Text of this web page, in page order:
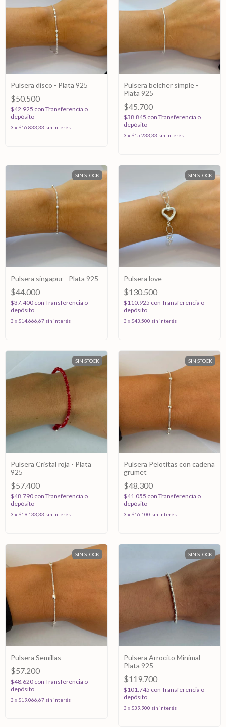
Pulsera disco - Plata 925
$50.500
$42.925 con Transferencia o
depósito
3 x $16.833,33 sin interés
Pulsera belcher simple -
Plata 925
$45.700
$38.845 con Transferencia o
depósito
3 x $15.233,33 sin interés
SIN STOCK
Pulsera singapur - Plata 925
$44.000
$37.400 con Transferencia o
depósito
3 x $14.666,67 sin interés
SIN STOCK
Pulsera love
$130.500
$110.925 con Transferencia o
depósito
3 x $43.500 sin interés
SIN STOCK
Pulsera Cristal roja - Plata
925
$57.400
$48.790 con Transferencia o
depósito
3 x $19.133,33 sin interés
SIN STOCK
Pulsera Pelotitas con cadena
grumet
$48.300
$41.055 con Transferencia o
depósito
3 x $16.100 sin interés
SIN STOCK
Pulsera Semillas
$57.200
$48.620 con Transferencia o
depósito
3 x $19.066,67 sin interés
SIN STOCK
Pulsera Arrocito Minimal-
Plata 925
$119.700
$101.745 con Transferencia o
depósito
3 x $39.900 sin interés